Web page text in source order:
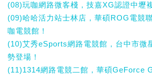
(08)玩咖網路微客棧，技嘉XG認證中壢
(09)哈哈活力站士林店，華碩ROG電競
咖電競館！
(10)艾秀eSports網路電競館，台中市微
勢登場！
(11)1314網路電競二館，華碩GeForce